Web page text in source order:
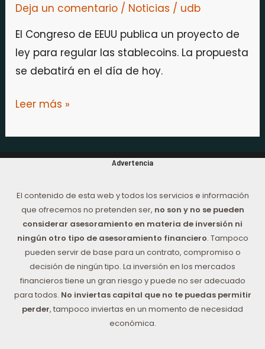
Deja un comentario / Noticias / udb
El Congreso de EEUU publica un proyecto de
ley para regular las stablecoins. La propuesta
se debatirá en el día de hoy.
Leer más »
Advertencia
El contenido de esta web y todos los servicios e información
que ofrecemos no pretenden ser, no son y no se pueden
considerar asesoramiento en materia de inversión ni
ningún otro tipo de asesoramiento financiero. Tampoco
pueden servir de base para un contrato, compromiso o
decisión de ningún tipo. La inversión en los mercados
financieros tiene un gran riesgo y puede no ser adecuado
para todos. No inviertas capital que no te puedas permitir
perder, tampoco inviertas en un momento de necesidad
económica.